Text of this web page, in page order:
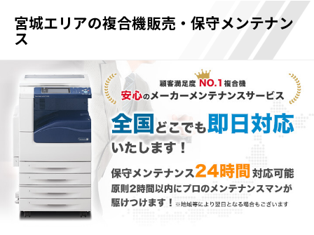
宮城エリアの複合機販売・保守メンテナン
ス